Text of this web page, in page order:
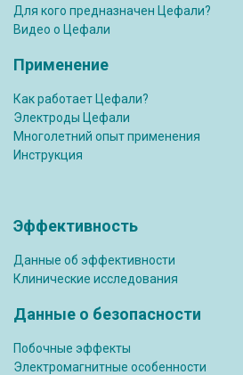
Для кого предназначен Цефали?
Видео о Цефали
Применение
Как работает Цефали?
Электроды Цефали
Многолетний опыт применения
Инструкция
Эффективность
Данные об эффективности
Клинические исследования
Данные о безопасности
Побочные эффекты
Электромагнитные особенности